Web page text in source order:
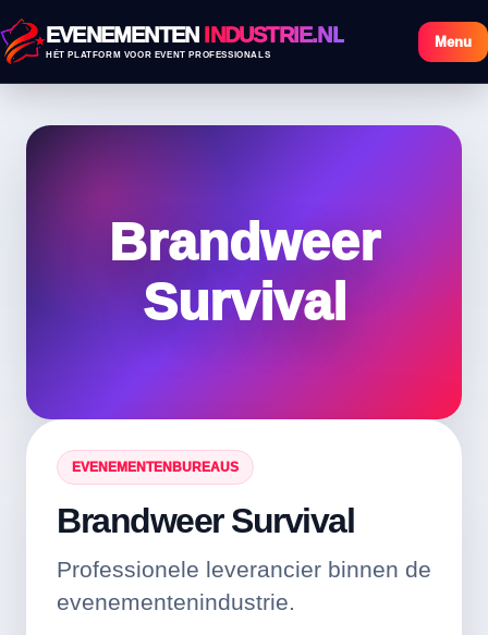
EVENEMENTEN INDUSTRIE.NL
HÉT PLATFORM VOOR EVENT PROFESSIONALS
Menu
Brandweer
Survival
EVENEMENTENBUREAUS
Brandweer Survival
Professionele leverancier binnen de
evenementenindustrie.